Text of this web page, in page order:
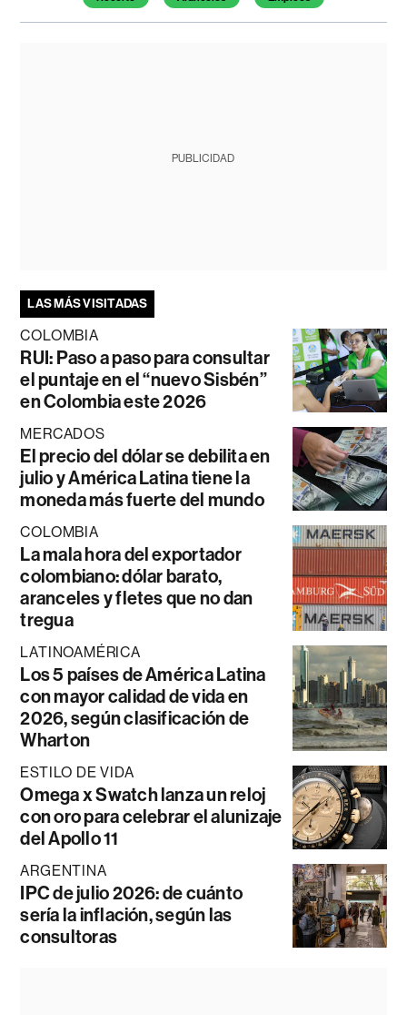
PUBLICIDAD
LAS MÁS VISITADAS
COLOMBIA
RUI: Paso a paso para consultar
el puntaje en el “nuevo Sisbén”
en Colombia este 2026
MERCADOS
El precio del dólar se debilita en
julio y América Latina tiene la
moneda más fuerte del mundo
COLOMBIA
La mala hora del exportador
colombiano: dólar barato,
aranceles y fletes que no dan
tregua
LATINOAMÉRICA
Los 5 países de América Latina
con mayor calidad de vida en
2026, según clasificación de
Wharton
ESTILO DE VIDA
Omega x Swatch lanza un reloj
con oro para celebrar el alunizaje
del Apollo 11
ARGENTINA
IPC de julio 2026: de cuánto
sería la inflación, según las
consultoras